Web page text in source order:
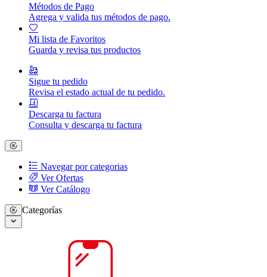
Métodos de Pago
Agrega y valida tus métodos de pago.
Mi lista de Favoritos
Guarda y revisa tus productos
Sigue tu pedido
Revisa el estado actual de tu pedido.
Descarga tu factura
Consulta y descarga tu factura
Navegar por categorias
Ver Ofertas
Ver Catálogo
Categorías